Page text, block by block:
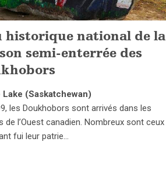
historique national de la
semi-enterrée des
Lake (Saskatchewan)
les Doukhobors sont arrivés dans les
de l’Ouest canadien. Nombreux sont ceux
fui leur patrie…